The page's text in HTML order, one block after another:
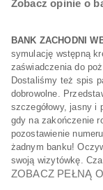
Zobacz opinie o
BANK ZACHODNI
symulację wstępną
zaświadczenia do
Dostaliśmy też spis
dobrowolne.
szczegółowy, jasny i
gdy na zakończenie
pozostawienie
żadnym banku!
swoją wizytówkę.
ZOBACZ PEŁNĄ